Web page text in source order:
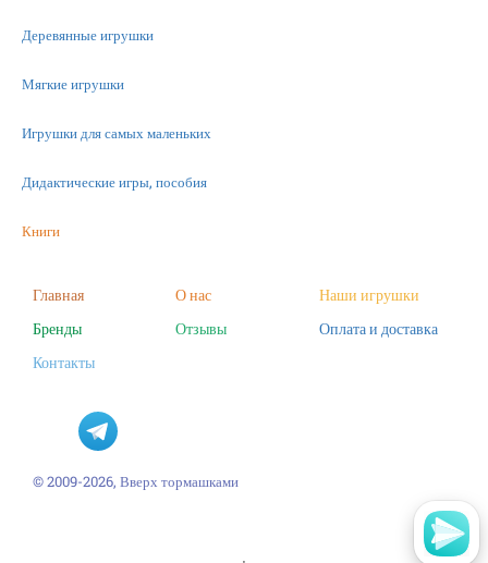
Деревянные игрушки
Мягкие игрушки
Игрушки для самых маленьких
Дидактические игры, пособия
Книги
Фигурки
Наборы для творчества
Пазлы
Главная О нас
Наши игрушки
Бренды
Отзывы
Оплата и доставка
Контакты
© 2009-2026, Вверх тормашками